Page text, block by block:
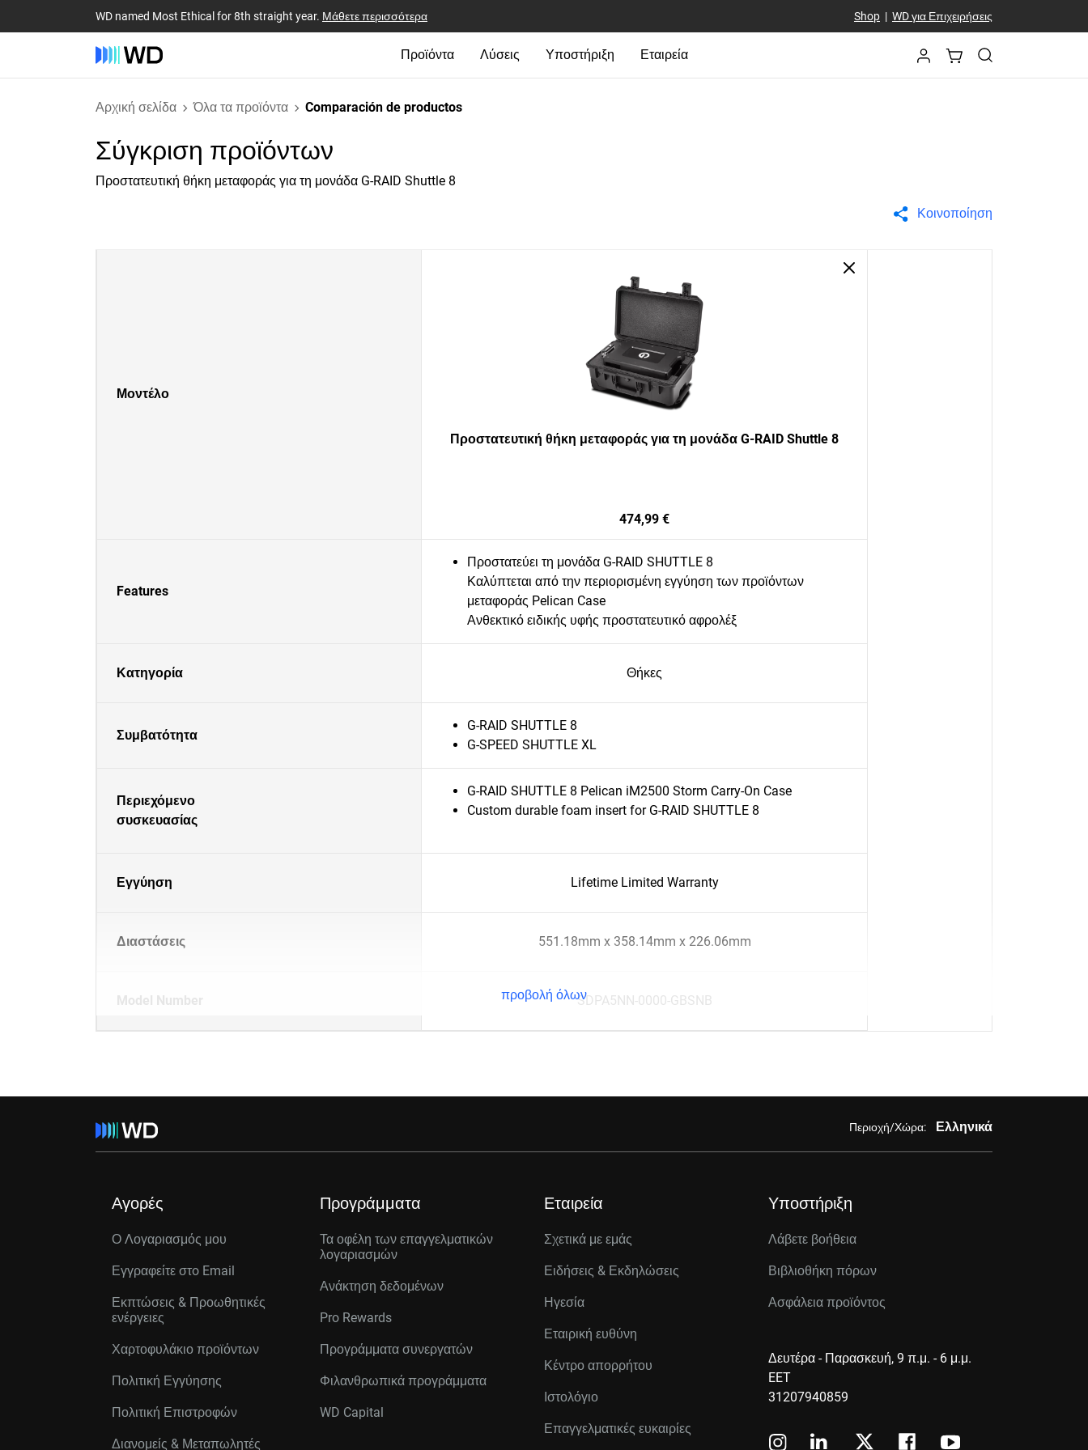
WD named Most Ethical for 8th straight year. Μάθετε περισσότερα Shop| WD για Επιχειρήσεις
Προϊόντα Λύσεις Υποστήριξη Εταιρεία
Αρχική σελίδα Όλα τα προϊόντα Comparación de productos
Σύγκριση προϊόντων
Προστατευτική θήκη μεταφοράς για τη μονάδα G-RAID Shuttle 8
Κοινοποίηση
Μοντέλο
Προστατευτική θήκη μεταφοράς για τη μονάδα G-RAID Shuttle 8
474,99 €
Features
Προστατεύει τη μονάδα G-RAID SHUTTLE 8
Καλύπτεται από την περιορισμένη εγγύηση των προϊόντων
μεταφοράς Pelican Case
Ανθεκτικό ειδικής υφής προστατευτικό αφρολέξ
Κατηγορία Θήκες
Συμβατότητα
G-RAID SHUTTLE 8
G-SPEED SHUTTLE XL
Περιεχόμενο
συσκευασίας
G-RAID SHUTTLE 8 Pelican iM2500 Storm Carry-On Case
Custom durable foam insert for G-RAID SHUTTLE 8
Εγγύηση Lifetime Limited Warranty
Διαστάσεις 551.18mm x 358.14mm x 226.06mm
Model Number SDPA5NN-0000-GBSNB
προβολή όλων
Περιοχή/Χώρα: Ελληνικά
Αγορές
Ο Λογαριασμός μου
Εγγραφείτε στo Email
Εκπτώσεις & Προωθητικές
ενέργειες
Χαρτοφυλάκιο προϊόντων
Πολιτική Εγγύησης
Πολιτική Επιστροφών
Διανομείς & Μεταπωλητές
Προγράμματα
Τα οφέλη των επαγγελματικών
λογαριασμών
Ανάκτηση δεδομένων
Pro Rewards
Προγράμματα συνεργατών
Φιλανθρωπικά προγράμματα
WD Capital
Εταιρεία
Σχετικά με εμάς
Ειδήσεις & Εκδηλώσεις
Ηγεσία
Εταιρική ευθύνη
Κέντρο απορρήτου
Ιστολόγιο
Επαγγελματικές ευκαιρίες
Υποστήριξη
Λάβετε βοήθεια
Βιβλιοθήκη πόρων
Ασφάλεια προϊόντος
Δευτέρα - Παρασκευή, 9 π.μ. - 6 μ.μ.
EET
31207940859